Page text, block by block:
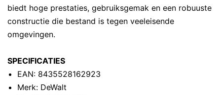
biedt hoge prestaties, gebruiksgemak en een robuuste
constructie die bestand is tegen veeleisende
omgevingen.
SPECIFICATIES
EAN: 8435528162923
Merk: DeWalt